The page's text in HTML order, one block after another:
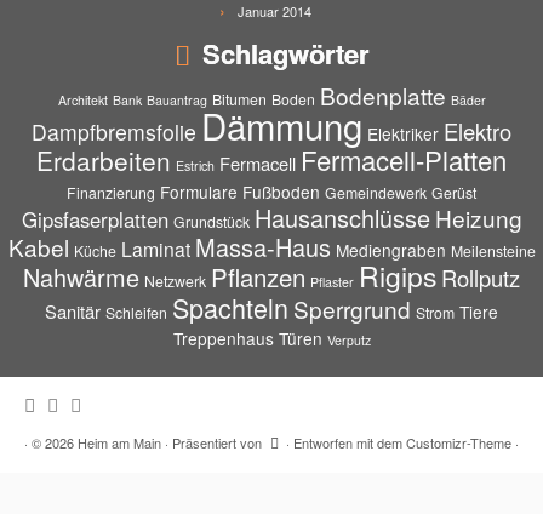
Januar 2014
Schlagwörter
Architekt Bank Bauantrag Bitumen Boden Bodenplatte Bäder
Dampfbremsfolie Dämmung Elektriker Elektro
Erdarbeiten Estrich Fermacell Fermacell-Platten
Finanzierung Formulare Fußboden Gemeindewerk Gerüst
Gipsfaserplatten Grundstück Hausanschlüsse Heizung
Kabel Küche Laminat Massa-Haus Mediengraben Meilensteine
Nahwärme Netzwerk Pflanzen Pflaster RigipsRollputz
Sanitär Schleifen Spachteln Sperrgrund Strom Tiere
Treppenhaus Türen Verputz
· © 2026 Heim am Main · Präsentiert von · Entworfen mit demCustomizr-Theme ·